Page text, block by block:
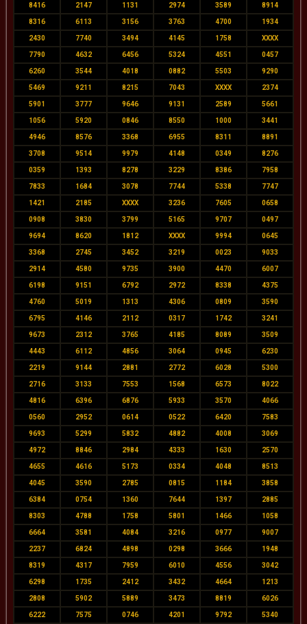
8416 2147 1131 2974 3589 8914
8316 6113 3156 3763 4700 1934
2430 7740 3494 4145 1758 XXXX
7790 4632 6456 5324 4551 0457
6260 3544 4018 0882 5503 9290
5469 9211 8215 7043 XXXX 2374
5901 3777 9646 9131 2589 5661
1056 5920 0846 8550 1000 3441
4946 8576 3368 6955 8311 8891
3708 9514 9979 4148 0349 8276
0359 1393 8278 3229 8386 7958
7833 1684 3078 7744 5338 7747
1421 2185 XXXX 3236 7605 0658
0908 3830 3799 5165 9707 0497
9694 8620 1812 XXXX 9994 0645
3368 2745 3452 3219 0023 9033
2914 4580 9735 3900 4470 6007
6198 9151 6792 2972 8338 4375
4760 5019 1313 4306 0809 3590
6795 4146 2112 0317 1742 3241
9673 2312 3765 4185 8089 3509
4443 6112 4856 3064 0945 6230
2219 9144 2881 2772 6028 5300
2716 3133 7553 1568 6573 8022
4816 6396 6876 5933 3570 4066
0560 2952 0614 0522 6420 7583
9693 5299 5832 4882 4008 3069
4972 8846 2984 4333 1630 2570
4655 4616 5173 0334 4048 8513
4045 3590 2785 0815 1184 3858
6384 0754 1360 7644 1397 2885
8303 4788 1758 5801 1466 1058
6664 3581 4084 3216 0977 9007
2237 6824 4898 0298 3666 1948
8319 4317 7959 6010 4556 3042
6298 1735 2412 3432 4664 1213
2808 5902 5889 3473 8819 6026
6222 7575 0746 4201 9792 5340